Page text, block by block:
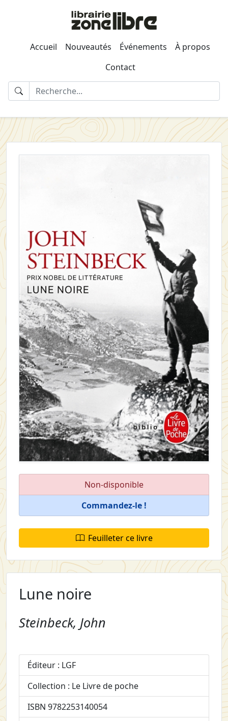
Accueil Nouveautés Événements
À propos
Contact
Non-disponible
Commandez-le !
Feuilleter ce livre
Lune noire
Steinbeck, John
Éditeur : LGF
Collection : Le Livre de poche
ISBN 9782253140054